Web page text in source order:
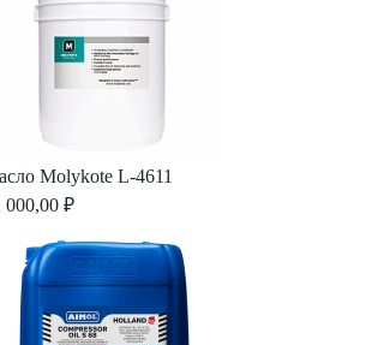
Molykote L-4611
000,00 ₽